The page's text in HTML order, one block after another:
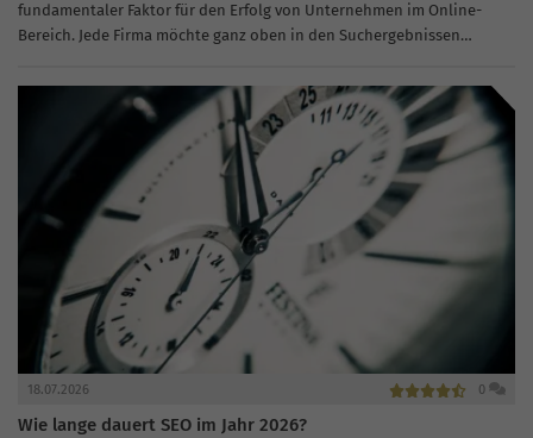
fundamentaler Faktor für den Erfolg von Unternehmen im Online-
Bereich. Jede Firma möchte ganz oben in den Suchergebnissen
18.07.2026 0
Wie lange dauert SEO im Jahr 2026?